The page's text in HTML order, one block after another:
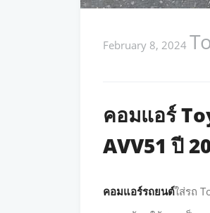
February 8, 2024
คอมแอร์
AVV51 ปี
คอมแอร์รถยนต์ใส่รถ